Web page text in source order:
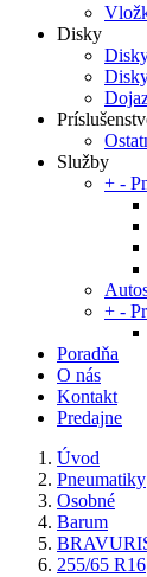
Disky
Služby
+ -
+ -
Poradňa
O nás
Kontakt
Predajne
Úvod
Pneumatiky
Osobné
Barum
255/65 R16